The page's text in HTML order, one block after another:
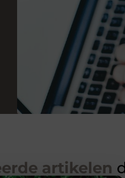
artikelen